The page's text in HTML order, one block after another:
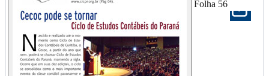
Folha 56